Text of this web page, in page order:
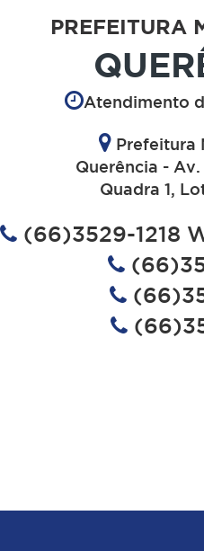
PREFEITURA
Atendimento
Prefeitura
Querência - Av.
Quadra 1,
(66)3529-1218